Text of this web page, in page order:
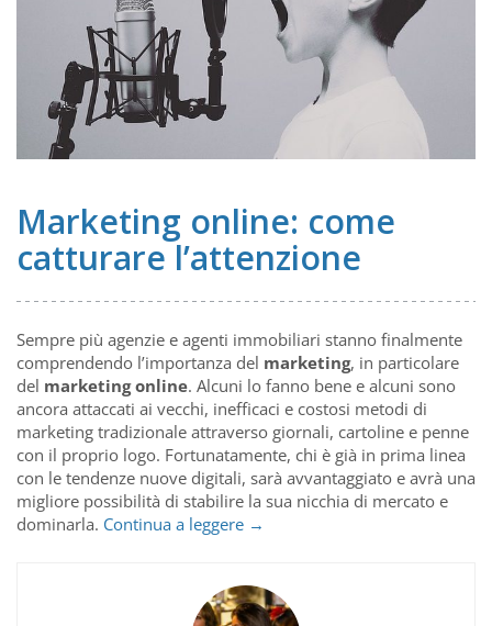
Marketing online: come
catturare l’attenzione
Sempre più agenzie e agenti immobiliari stanno finalmente
comprendendo l’importanza del marketing, in particolare
del marketing online. Alcuni lo fanno bene e alcuni sono
ancora attaccati ai vecchi, inefficaci e costosi metodi di
marketing tradizionale attraverso giornali, cartoline e penne
con il proprio logo. Fortunatamente, chi è già in prima linea
con le tendenze nuove digitali, sarà avvantaggiato e avrà una
migliore possibilità di stabilire la sua nicchia di mercato e
dominarla. Continua a leggere Marketing
catturare
l’attenzione
→